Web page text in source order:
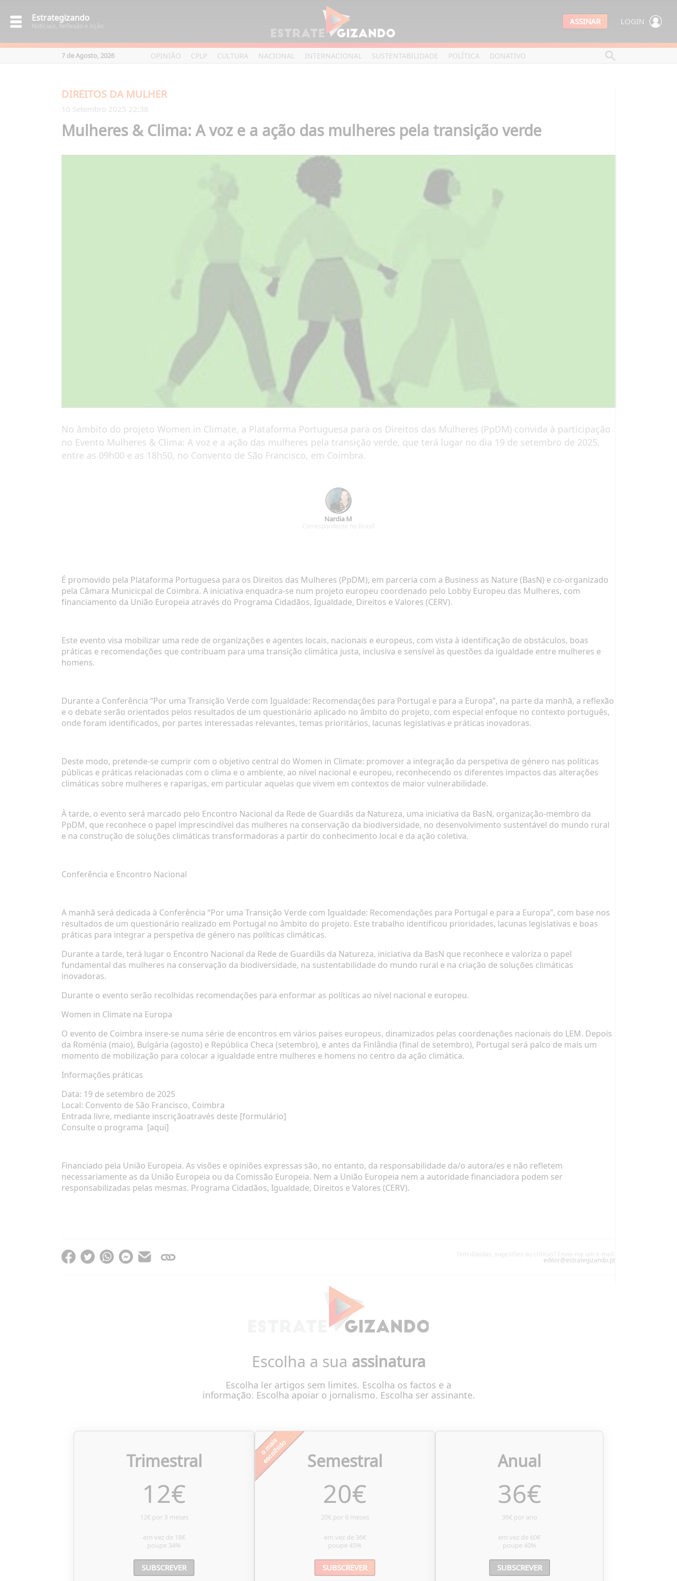
Estrategizando
Notíciais, Reflexão e Ação ASSINAR LOGIN
7 de Agosto, 2026 OPINIÃO CPLP CULTURA NACIONAL INTERNACIONAL SUSTENTABILIDADE POLÍTICA DONATIVO
DIREITOS DA MULHER
10 Setembro 2025 22:38
Mulheres & Clima: A voz e a ação das mulheres pela transição verde
No âmbito do projeto Women in Climate, a Plataforma Portuguesa para os Direitos das Mulheres (PpDM) convida à participação
no Evento Mulheres & Clima: A voz e a ação das mulheres pela transição verde, que terá lugar no dia 19 de setembro de 2025,
entre as 09h00 e as 18h50, no Convento de São Francisco, em Coimbra.
Nardia M
Correspondente no Brasil
É promovido pela Plataforma Portuguesa para os Direitos das Mulheres (PpDM), em parceria com a Business as Nature (BasN) e co-organizado
pela Câmara Municicpal de Coimbra. A iniciativa enquadra-se num projeto europeu coordenado pelo Lobby Europeu das Mulheres, com
financiamento da União Europeia através do Programa Cidadãos, Igualdade, Direitos e Valores (CERV).
Este evento visa mobilizar uma rede de organizações e agentes locais, nacionais e europeus, com vista à identificação de obstáculos, boas
práticas e recomendações que contribuam para uma transição climática justa, inclusiva e sensível às questões da igualdade entre mulheres e
homens.
Durante a Conferência “Por uma Transição Verde com Igualdade: Recomendações para Portugal e para a Europa”, na parte da manhã, a reflexão
e o debate serão orientados pelos resultados de um questionário aplicado no âmbito do projeto, com especial enfoque no contexto português,
onde foram identificados, por partes interessadas relevantes, temas prioritários, lacunas legislativas e práticas inovadoras.
Deste modo, pretende-se cumprir com o objetivo central doWomen in Climate: promover a integração da perspetiva de género nas políticas
públicas e práticas relacionadas com o clima e o ambiente, ao nível nacional e europeu, reconhecendo os diferentes impactos das alterações
climáticas sobre mulheres e raparigas, em particular aquelas que vivem em contextos de maior vulnerabilidade.
À tarde, o evento será marcado pelo Encontro Nacional da Rede de Guardiãs da Natureza, uma iniciativa da BasN, organização-membro da
PpDM, que reconhece o papel imprescindível das mulheres na conservação da biodiversidade, no desenvolvimento sustentável do mundo rural
e na construção de soluções climáticas transformadoras a partir do conhecimento local e da ação coletiva.
Conferência e Encontro Nacional
A manhã será dedicada à Conferência “Por uma Transição Verde com Igualdade: Recomendações para Portugal e para a Europa”, com base nos
resultados de um questionário realizado em Portugal no âmbito do projeto. Este trabalho identificou prioridades, lacunas legislativas e boas
práticas para integrar a perspetiva de género nas políticas climáticas.
Durante a tarde, terá lugar o Encontro Nacional da Rede de Guardiãs da Natureza, iniciativa da BasN que reconhece e valoriza o papel
fundamental das mulheres na conservação da biodiversidade, na sustentabilidade do mundo rural e na criação de soluções climáticas
inovadoras.
Durante o evento serão recolhidas recomendações para enformar as políticas ao nível nacional e europeu.
Women in Climate na Europa
O evento de Coimbra insere-se numa série de encontros em vários países europeus, dinamizados pelas coordenações nacionais do LEM. Depois
da Roménia (maio), Bulgária (agosto) e República Checa (setembro), e antes da Finlândia (final de setembro), Portugal será palco de mais um
momento de mobilização para colocar a igualdade entre mulheres e homens no centro da ação climática.
Informações práticas
Data: 19 de setembro de 2025
Local: Convento de São Francisco, Coimbra
Entrada livre, mediante inscriçãoatravés deste [formulário]
Consulte o programa [aqui]
Financiado pela União Europeia. As visões e opiniões expressas são, no entanto, da responsabilidade da/o autora/es e não refletem
necessariamente as da União Europeia ou da Comissão Europeia. Nem a União Europeia nem a autoridade financiadora podem ser
responsabilizadas pelas mesmas. Programa Cidadãos, Igualdade, Direitos e Valores (CERV).
Tem dúvidas, sugestões ou críticas? Envie-me um e-mail:
editor@estrategizando.pt
Escolha a sua assinatura
Escolha ler artigos sem limites. Escolha os factos e a
informação. Escolha apoiar o jornalismo. Escolha ser assinante.
Trimestral
12€
12€ por 3 meses
em vez de 18€
poupe 34%
SUBSCREVER
Semestral
20€
20€ por 6 meses
em vez de 36€
poupe45%
SUBSCREVER
Anual
36€
36€ por ano
em vez de 60€
poupe40%
SUBSCREVER